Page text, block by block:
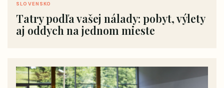
SLOVENSKO
Tatry podľa vašej nálady: pobyt, výlety
aj oddych na jednom mieste